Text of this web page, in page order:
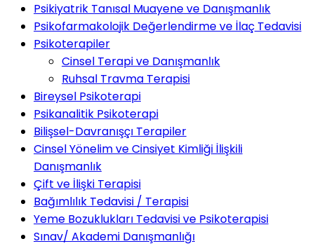
Psikiyatrik Tanısal Muayene ve Danışmanlık
Psikofarmakolojik Değerlendirme ve İlaç Tedavisi
Psikoterapiler
Cinsel Terapi ve Danışmanlık
Ruhsal Travma Terapisi
Bireysel Psikoterapi
Psikanalitik Psikoterapi
Bilişsel-Davranışçı Terapiler
Cinsel Yönelim ve Cinsiyet Kimliği İlişkili
Danışmanlık
Çift ve İlişki Terapisi
Bağımlılık Tedavisi / Terapisi
Yeme Bozuklukları Tedavisi ve Psikoterapisi
Sınav/ Akademi Danışmanlığı